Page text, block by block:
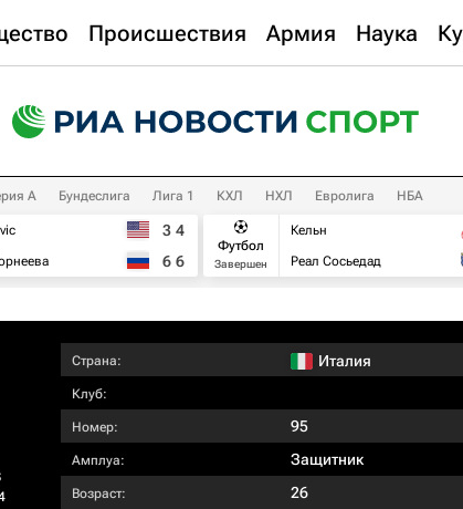
Происшествия Армия Наука
А Бундеслига Лига 1 КХЛ НХЛ Евролига НБА
3 4
6 6
Футбол
Завершен
Кельн
Реал Сосьедад
Страна: Италия
Клуб:
Номер: 95
Амплуа: Защитник
Возраст: 26